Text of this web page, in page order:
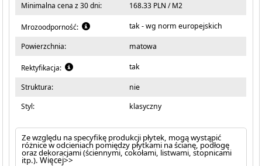
Minimalna cena z 30 dni:
168.33 PLN / M2
Mrozoodporność: tak - wg norm europejskich
Powierzchnia: matowa
Rektyfikacja: tak
Struktura:
nie
Styl:
klasyczny
Ze względu na specyfikę produkcji płytek, mogą wystąpić
różnice w odcieniach pomiędzy płytkami na ścianę, podłogę
oraz dekoracjami (ściennymi, cokołami, listwami, stopnicami
itp.).Więcej>>